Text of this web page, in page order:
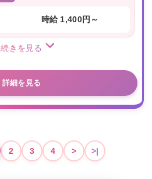
時給 1,400円～
続きを見る
詳細を見る
2 3 4 > >|